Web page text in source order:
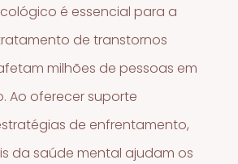
é essencial para a
de transtornos
milhões de pessoas em
Ao oferecer suporte
de enfrentamento,
da saúde mental ajudam os